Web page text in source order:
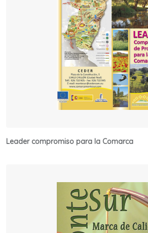
Leader compromiso para la Comarca